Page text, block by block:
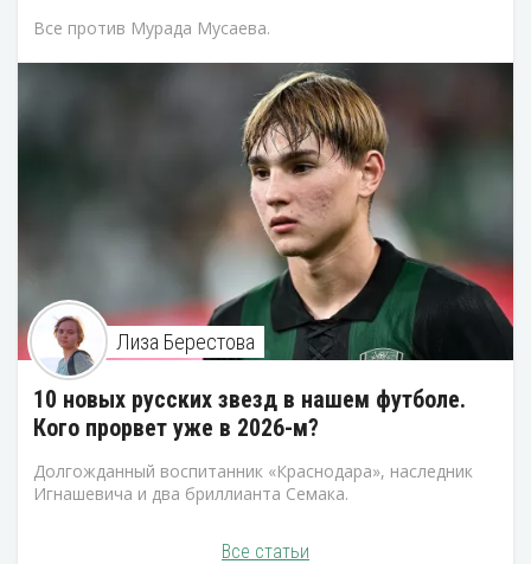
Все против Мурада Мусаева.
Лиза Берестова
10 новых русских звезд в нашем футболе.
Кого прорвет уже в 2026-м?
Долгожданный воспитанник «Краснодара», наследник
Игнашевича и два бриллианта Семака.
Все статьи